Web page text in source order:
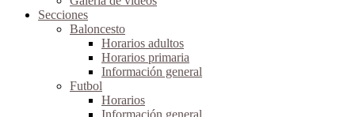
Secciones
Baloncesto
Horarios adultos
Horarios primaria
Información general
Futbol
Horarios
Información general